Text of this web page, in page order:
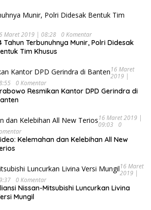
Maret 2019 | 08:28 0 Komentar
Tahun Terbunuhnya Munir, Polri Didesak
Tim Khusus
16 Maret
2019 |
0 Komentar
Resmikan Kantor DPD Gerindra di
16 Maret 2019 |
09:03
0
Kelemahan dan Kelebihan All New
16 Maret
2019 |
0 Komentar
Nissan-Mitsubishi Luncurkan Livina
Mungil